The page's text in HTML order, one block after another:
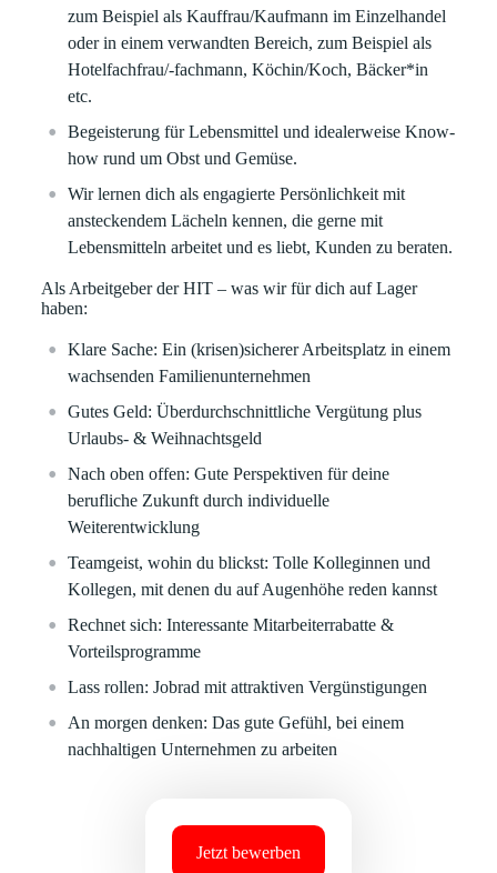
zum Beispiel als Kauffrau/Kaufmann im Einzelhandel
oder in einem verwandten Bereich, zum Beispiel als
Hotelfachfrau/-fachmann, Köchin/Koch, Bäcker*in
etc.
Begeisterung für Lebensmittel und idealerweise Know-
how rund um Obst und Gemüse.
Wir lernen dich als engagierte Persönlichkeit mit
ansteckendem Lächeln kennen, die gerne mit
Lebensmitteln arbeitet und es liebt, Kunden zu beraten.
Als Arbeitgeber der HIT – was wir für dich auf Lager
haben:
Klare Sache:Ein (krisen)sicherer Arbeitsplatz in einem
wachsenden Familienunternehmen
Gutes Geld:Überdurchschnittliche Vergütung plus
Urlaubs- & Weihnachtsgeld
Nach oben offen:Gute Perspektiven für deine
berufliche Zukunft durch individuelle
Weiterentwicklung
Teamgeist, wohin du blickst:Tolle Kolleginnen und
Kollegen, mit denen du auf Augenhöhe reden kannst
Rechnet sich:Interessante Mitarbeiterrabatte &
Vorteilsprogramme
Lass rollen:Jobrad mit attraktiven Vergünstigungen
An morgen denken:Das gute Gefühl, bei einem
nachhaltigen Unternehmen zu arbeiten
Jetzt bewerben